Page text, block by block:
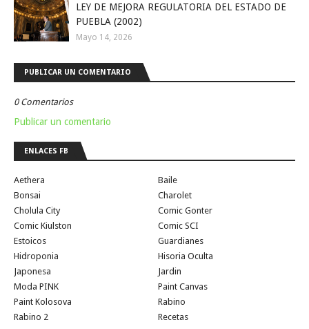
LEY DE MEJORA REGULATORIA DEL ESTADO DE
PUEBLA (2002)
Mayo 14, 2026
PUBLICAR UN COMENTARIO
0 Comentarios
Publicar un comentario
ENLACES FB
Aethera
Baile
Bonsai
Charolet
Cholula City
Comic Gonter
Comic Kiulston
Comic SCI
Estoicos
Guardianes
Hidroponia
Hisoria Oculta
Japonesa
Jardin
Moda PINK
Paint Canvas
Paint Kolosova
Rabino
Rabino 2
Recetas